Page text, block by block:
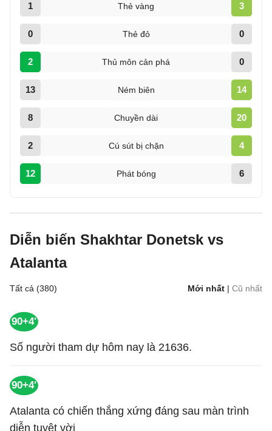
1 Thẻ vàng 3
0 Thẻ đỏ 0
2 Thủ môn cản phá 0
13 Ném biên 14
8 Chuyền dài 20
2 Cú sút bị chặn 4
12 Phát bóng 6
Diễn biến Shakhtar Donetsk vs
Atalanta
Tất cả (380) Mới nhất | Cũ nhất
90+4'
Số người tham dự hôm nay là 21636.
90+4'
Atalanta có chiến thắng xứng đáng sau màn trình
diễn tuyệt vời